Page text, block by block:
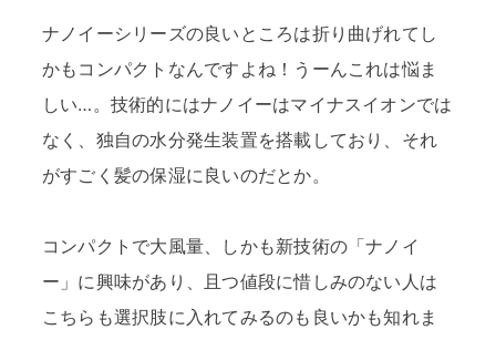
ナノイーシリーズの良いところは折り曲げれてし
かもコンパクトなんですよね！うーんこれは悩ま
しい…。技術的にはナノイーはマイナスイオンでは
なく、独自の水分発生装置を搭載しており、それ
がすごく髪の保湿に良いのだとか。
コンパクトで大風量、しかも新技術の「ナノイ
ー」に興味があり、且つ値段に惜しみのない人は
こちらも選択肢に入れてみるのも良いかも知れま